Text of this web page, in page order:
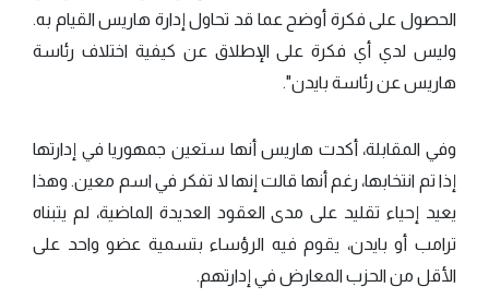
الحصول على فكرة أوضح عما قد تحاول إدارة هاريس القيام به.
وليس لدي أي فكرة على الإطلاق عن كيفية اختلاف رئاسة
هاريس عن رئاسة بايدن".
وفي المقابلة، أكدت هاريس أنها ستعين جمهوريا في إدارتها
إذا تم انتخابها، رغم أنها قالت إنها لا تفكر في اسم معين. وهذا
يعيد إحياء تقليد على مدى العقود العديدة الماضية، لم يتبناه
ترامب أو بايدن، يقوم فيه الرؤساء بتسمية عضو واحد على
الأقل من الحزب المعارض في إدارتهم.